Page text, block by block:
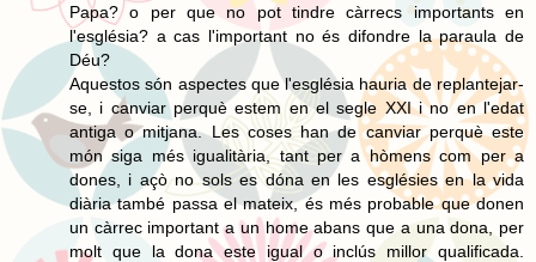
Papa? o per que no pot tindre càrrecs importants en
l'església? a cas l'important no és difondre la paraula de
Déu?
Aquestos són aspectes que l'església hauria de replantejar-
se, i canviar perquè estem en el segle XXI i no en l'edat
antiga o mitjana. Les coses han de canviar perquè este
món siga més igualitària, tant per a hòmens com per a
dones, i açò no sols es dóna en les esglésies en la vida
diària també passa el mateix, és més probable que donen
un càrrec important a un home abans que a una dona, per
molt que la dona este igual o inclús millor qualificada.